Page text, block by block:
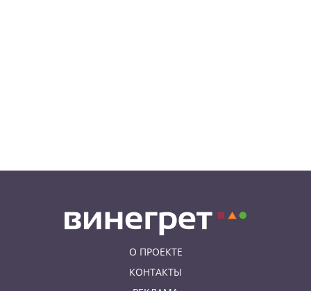
О ПРОЕКТЕ
КОНТАКТЫ